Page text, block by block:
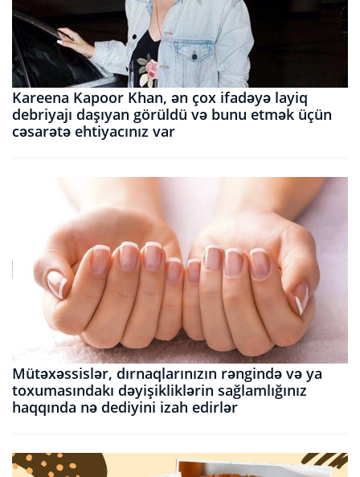
Kareena Kapoor Khan, ən çox ifadəyə layiq
debriyajı daşıyan görüldü və bunu etmək üçün
cəsarətə ehtiyacınız var
Mütəxəssislər, dırnaqlarınızın rəngində və ya
toxumasındakı dəyişikliklərin sağlamlığınız
haqqında nə dediyini izah edirlər